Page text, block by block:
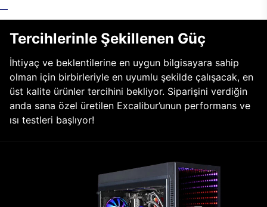
Tercihlerinle Şekillenen Güç
İhtiyaç ve beklentilerine en uygun bilgisayara sahip
olman için birbirleriyle en uyumlu şekilde çalışacak, en
üst kalite ürünler tercihini bekliyor. Siparişini verdiğin
anda sana özel üretilen Excalibur’unun performans ve
ısı testleri başlıyor!